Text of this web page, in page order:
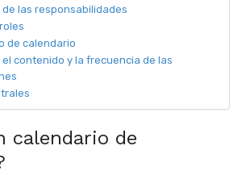
de las responsabilidades
de calendario
contenido y la frecuencia de las
calendario de